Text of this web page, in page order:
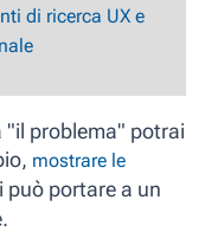
di ricerca UX e
"il problema" potrai
mostrare le
può portare a un